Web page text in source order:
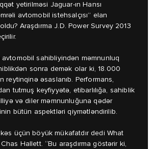
yetirilməsi Jaguar-ın Hansı
avtomobil istehsalçısı” elan
Araşdırma J.D. Power Survey 2013
sahibliyindən məmnunluq
sonra demək olar ki, 18.000
reytinqinə əsaslanıb. Performans,
tutmuş keyfiyyətə, etibarlılığa, sahiblik
və diler məmnunluğuna qədər
bütün aspektləri qiymətləndirilib.
üçün böyük mükafatdır dedi What
Hallett. “Bu araşdırma göstərir ki,